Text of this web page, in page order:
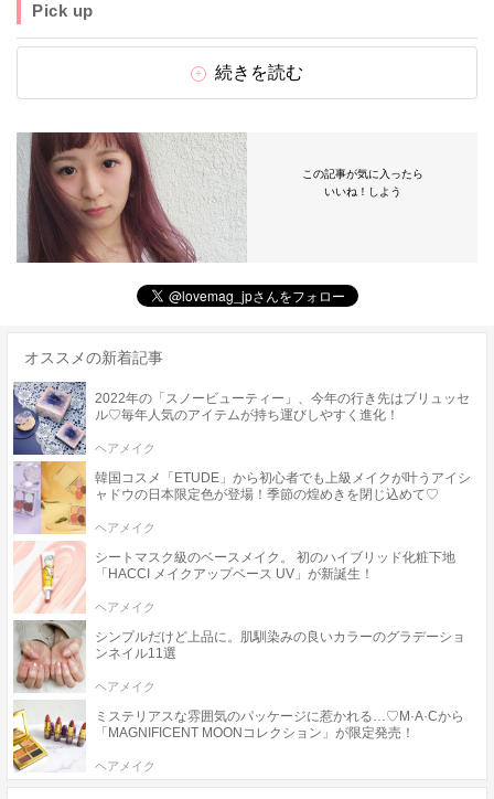
Pick up
続きを読む
この記事が気に入ったら
いいね！しよう
オススメの新着記事
2022年の「スノービューティー」、今年の行き先はブリュッセ
ル♡毎年人気のアイテムが持ち運びしやすく進化！
ヘアメイク
韓国コスメ「ETUDE」から初心者でも上級メイクが叶うアイシ
ャドウの日本限定色が登場！季節の煌めきを閉じ込めて♡
ヘアメイク
シートマスク級のベースメイク。 初のハイブリッド化粧下地
「HACCI メイクアップベース UV」が新誕生！
ヘアメイク
シンプルだけど上品に。肌馴染みの良いカラーのグラデーショ
ンネイル11選
ヘアメイク
ミステリアスな雰囲気のパッケージに惹かれる…♡M·A·Cから
「MAGNIFICENT MOONコレクション」が限定発売！
ヘアメイク